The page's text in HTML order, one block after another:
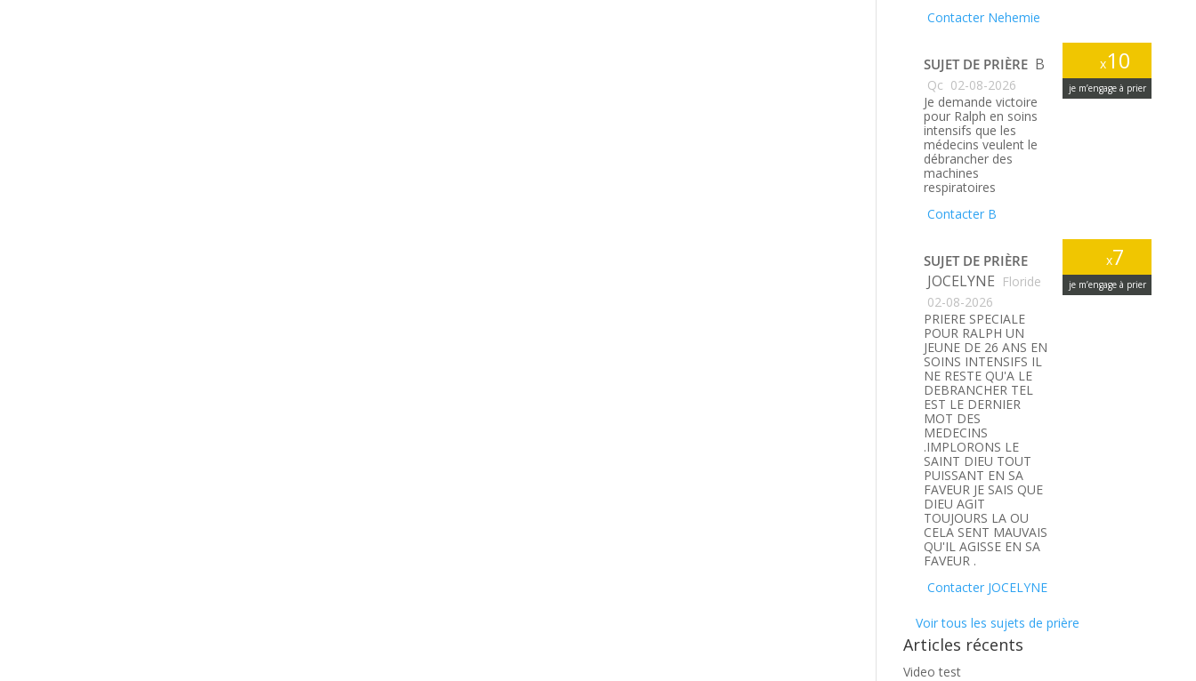
Contacter Nehemie
x10
je m’engage à prier
SUJET DE PRIÈRE B
Qc 02-08-2026
Je demande victoire
pour Ralph en soins
intensifs que les
médecins veulent le
débrancher des
machines
respiratoires
Contacter B
x7
je m’engage à prier
SUJET DE PRIÈRE
JOCELYNE Floride
02-08-2026
PRIERE SPECIALE
POUR RALPH UN
JEUNE DE 26 ANS EN
SOINS INTENSIFS IL
NE RESTE QU'A LE
DEBRANCHER TEL
EST LE DERNIER
MOT DES
MEDECINS
.IMPLORONS LE
SAINT DIEU TOUT
PUISSANT EN SA
FAVEUR JE SAIS QUE
DIEU AGIT
TOUJOURS LA OU
CELA SENT MAUVAIS
QU'IL AGISSE EN SA
FAVEUR .
Contacter JOCELYNE
Voir tous les sujets de prière
Articles récents
Video test